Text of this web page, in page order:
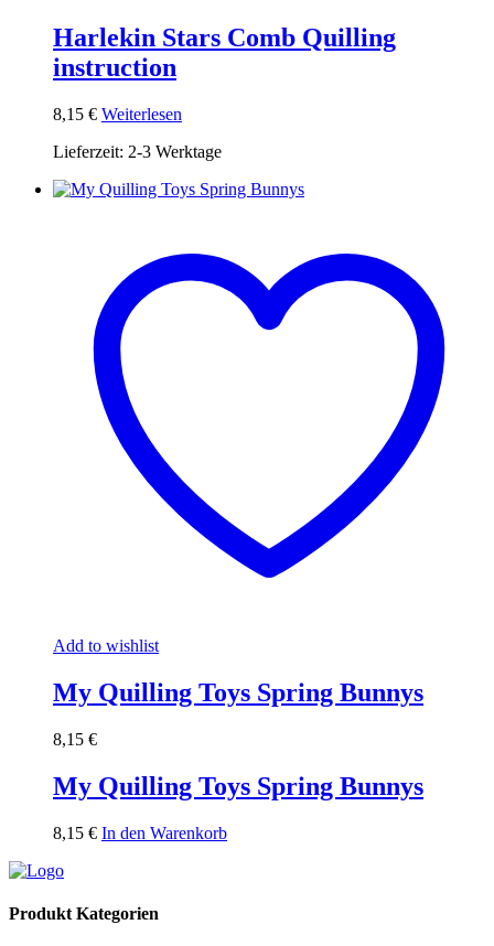
Harlekin Stars Comb Quilling
instruction
8,15 € Weiterlesen
Lieferzeit: 2-3 Werktage
Add to wishlist
My Quilling Toys Spring Bunnys
8,15 €
My Quilling Toys Spring Bunnys
8,15 € In den Warenkorb
Produkt Kategorien